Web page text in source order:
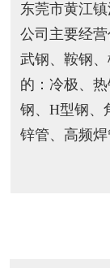
东莞市黄江
公司主要经
武钢、鞍钢
的：冷极、
钢、H型钢、
锌管、高频